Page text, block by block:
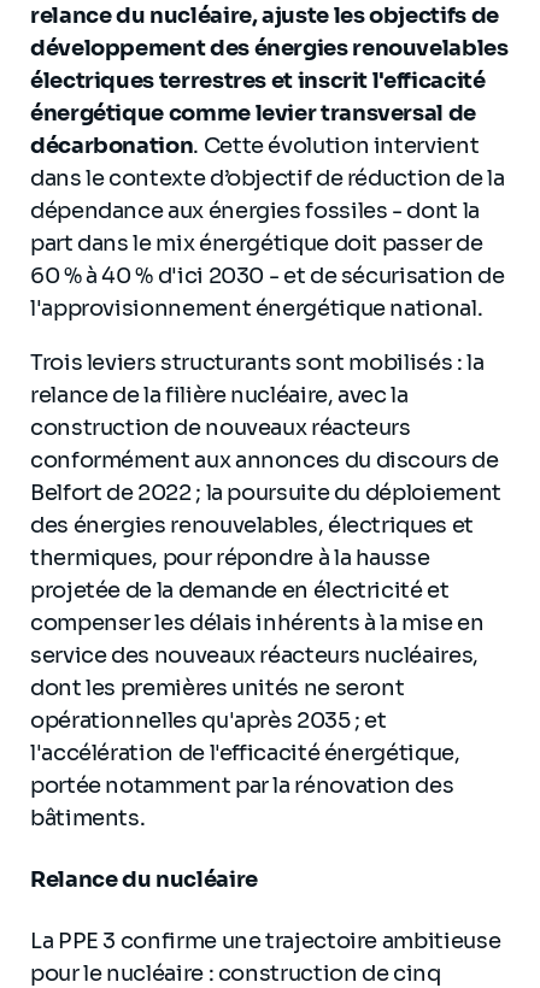
relance du nucléaire, ajuste les objectifs de
développement des énergies renouvelables
électriques terrestres et inscrit l'efficacité
énergétique comme levier transversal de
décarbonation. Cette évolution intervient
dans le contexte d’objectif de réduction de la
dépendance aux énergies fossiles - dont la
part dans le mix énergétique doit passer de
60 % à 40 % d'ici 2030 - et de sécurisation de
l'approvisionnement énergétique national.
Trois leviers structurants sont mobilisés : la
relance de la filière nucléaire, avec la
construction de nouveaux réacteurs
conformément aux annonces du discours de
Belfort de 2022 ; la poursuite du déploiement
des énergies renouvelables, électriques et
thermiques, pour répondre à la hausse
projetée de la demande en électricité et
compenser les délais inhérents à la mise en
service des nouveaux réacteurs nucléaires,
dont les premières unités ne seront
opérationnelles qu'après 2035 ; et
l'accélération de l'efficacité énergétique,
portée notamment par la rénovation des
bâtiments.
Relance du nucléaire
La PPE 3 confirme une trajectoire ambitieuse
pour le nucléaire : construction de cinq